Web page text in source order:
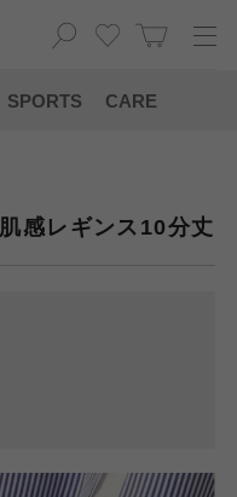
SPORTS CARE
感レギンス10分丈